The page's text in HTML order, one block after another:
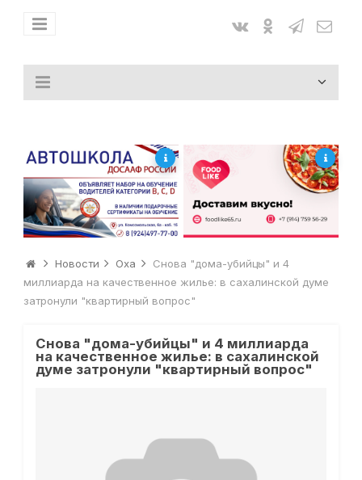
Новости Оха
Снова "дома-убийцы" и 4
миллиарда на качественное жилье: в сахалинской думе
затронули "квартирный вопрос"
Снова "дома-убийцы" и 4 миллиарда
на качественное жилье: в сахалинской
думе затронули "квартирный вопрос"